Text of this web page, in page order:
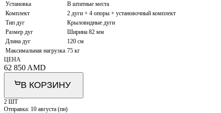
Установка
В штатные места
Комплект
2 дуги + 4 опоры + установочный комплект
Тип дуг
Крыловидные дуги
Размер дуг
Ширина 82 мм
Длина дуг
120 см
Максимальная нагрузка 75 кг
ЦЕНА
62 850 AMD
В КОРЗИНУ
2 ШТ
Отправка: 10 августа (пн)